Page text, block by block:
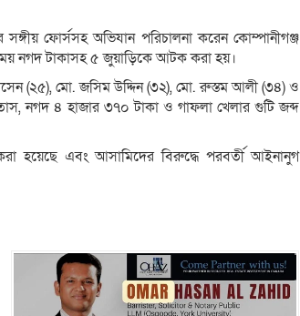
ফোর্সসহ অভিযান পরিচালনা করেন কোম্পানীগঞ্জ
টাকাসহ ৫ জুয়াড়িকে আটক করা হয়।
(২৫), মো. জসিম উদ্দিন (৩২), মো. রুস্তম আলী (৩৪) ও
নগদ ৪ হাজার ৩৭০ টাকা ও গাফলা খেলার গুটি জব্দ
হয়েছে এবং আসামিদের বিরুদ্ধে পরবর্তী আইনানুগ